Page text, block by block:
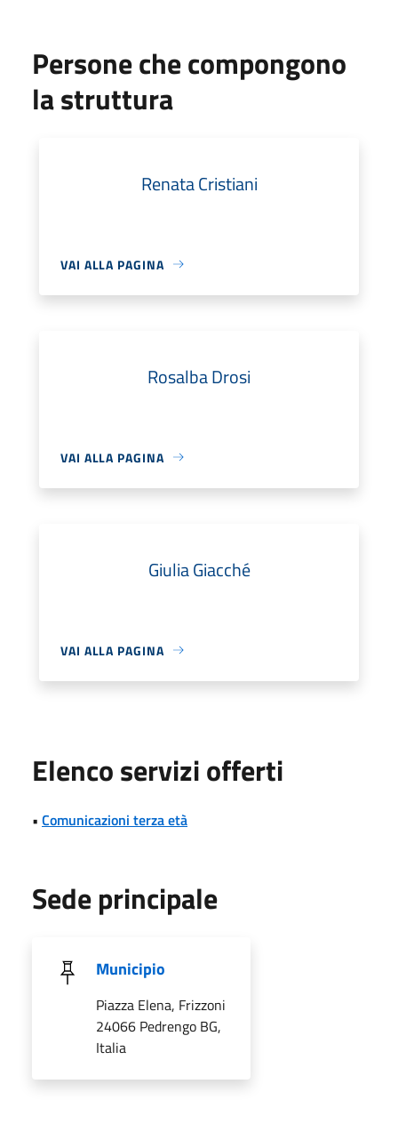
Persone che compongono
la struttura
Renata Cristiani
VAI ALLA PAGINA
Rosalba Drosi
VAI ALLA PAGINA
Giulia Giacché
VAI ALLA PAGINA
Elenco servizi offerti
• Comunicazioni terza età
Sede principale
Municipio
Piazza Elena, Frizzoni
24066 Pedrengo BG,
Italia